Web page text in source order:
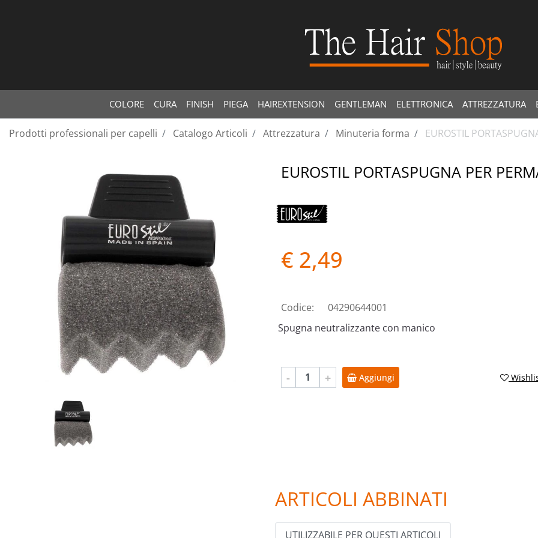
COLORE CURA FINISH PIEGA HAIREXTENSION GENTLEMAN ELETTRONICA ATTREZZATURA
Prodotti professionali per capelli Catalogo Articoli Attrezzatura Minuteria forma EUROSTIL
EUROSTIL PORTASPUGNA PER
€ 2,49
Codice:
04290644001
Spugna neutralizzante con manico
Quantità Aggiungi
ARTICOLI ABBINATI
UTILIZZABILE PER QUESTI ARTICOLI